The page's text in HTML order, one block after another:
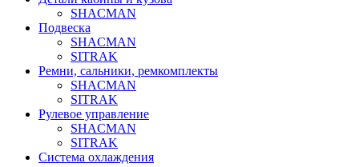
SHACMAN
Подвеска
SHACMAN
SITRAK
Ремни, сальники, ремкомплекты
SHACMAN
SITRAK
Рулевое управление
SHACMAN
SITRAK
Система охлаждения